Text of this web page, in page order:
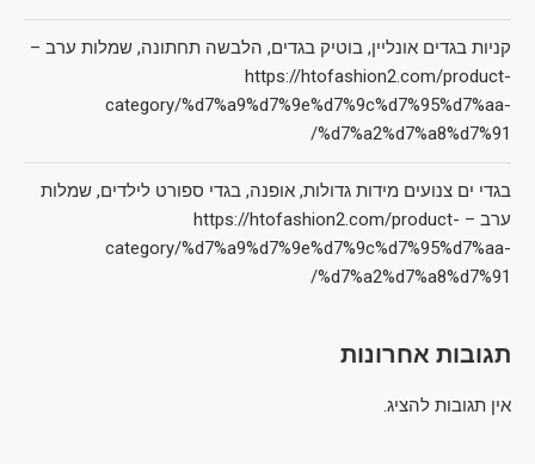
קניות בגדים אונליין, בוטיק בגדים, הלבשה תחתונה, שמלות ערב –
https://htofashion2.com/product-
category/%d7%a9%d7%9e%d7%9c%d7%95%d7%aa-
%d7%a2%d7%a8%d7%91/
בגדי ים צנועים מידות גדולות, אופנה, בגדי ספורט לילדים, שמלות
ערב – https://htofashion2.com/product-
category/%d7%a9%d7%9e%d7%9c%d7%95%d7%aa-
%d7%a2%d7%a8%d7%91/
תגובות אחרונות
אין תגובות להציג.